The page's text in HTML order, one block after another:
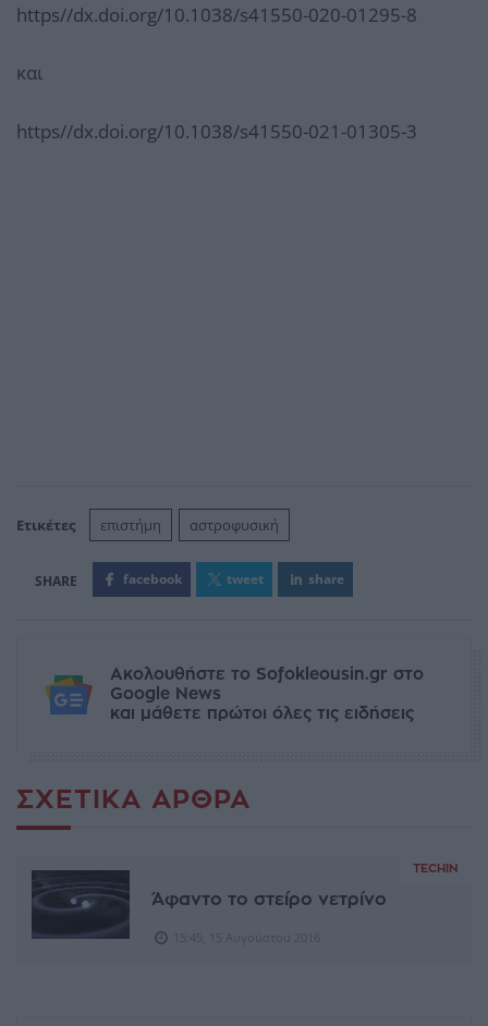
https//dx.doi.org/10.1038/s41550-020-01295-8
και
https//dx.doi.org/10.1038/s41550-021-01305-3
Ετικέτες επιστήμη αστροφυσική
facebook tweet share
Ακολουθήστε το Sofokleousin.gr στο
Google News
και μάθετε πρώτοι όλες τις ειδήσεις
ΣΧΕΤΙΚΆ ΆΡΘΡΑ
TECHIN
Άφαντο το στείρο νετρίνο